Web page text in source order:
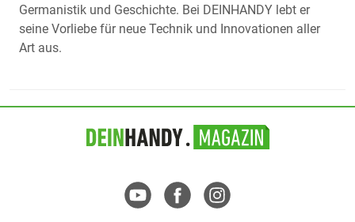
Germanistik und Geschichte. Bei DEINHANDY lebt er
seine Vorliebe für neue Technik und Innovationen aller
Art aus.